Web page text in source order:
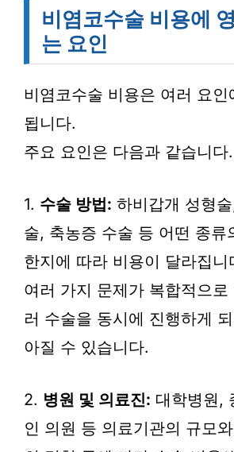
비염코수술 비용에
는 요인
비염코수술 비용은 여러 요인
됩니다.
주요 요인은 다음과 같습니다.
1. 수술 방법: 하비갑개 성형
술, 축농증 수술 등 어떤 종류
한지에 따라 비용이 달라집니
여러 가지 문제가 복합적으로
러 수술을 동시에 진행하게
아질 수 있습니다.
2. 병원 및 의료진: 대학병원,
인 의원 등 의료기관의 규모